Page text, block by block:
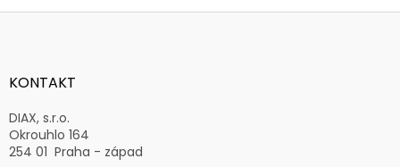
Z
aKONTAKT
DIAX, s.r.o.
Okrouhlo 164
254 01 Praha - západ